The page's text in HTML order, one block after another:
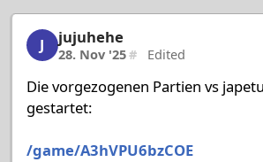
jujuhehe, 15/58, 28. Nov '25
J jujuhehe
28. Nov '25# Edited
Die vorgezogenen Partien vs
gestartet:
/game/A3hVPU6bzCOE